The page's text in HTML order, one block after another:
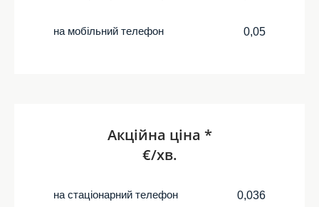
на мобільний телефон 0,05
Акційна ціна *
€/хв.
на стаціонарний телефон 0,036